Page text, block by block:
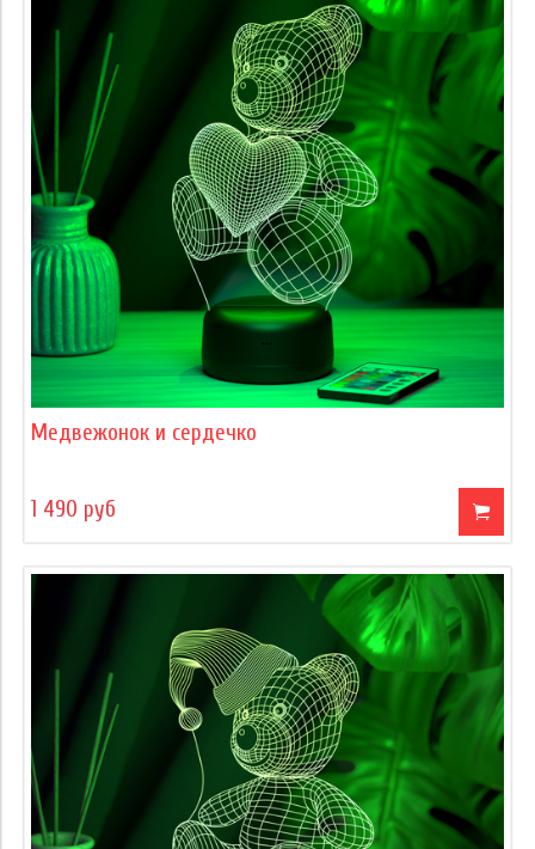
Медвежонок и сердечко
1 490 руб